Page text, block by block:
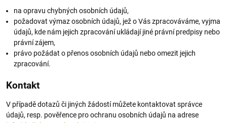
na opravu chybných osobních údajů,
požadovat výmaz osobních údajů, jež o Vás zpracováváme, vyjma
údajů, kde nám jejich zpracování ukládají jiné právní predpisy nebo
právní zájem,
právo požádat o přenos osobních údajů nebo omezit jejich
zpracování.
Kontakt
V případě dotazů či jiných žádostí můžete kontaktovat správce
údajů, resp. pověřence pro ochranu osobních údajů na adrese